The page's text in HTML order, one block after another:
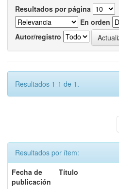
Resultados por página
En orden
Autor/registro
Resultados 1-1 de 1.
Resultados por ítem:
Fecha de
publicación
Título